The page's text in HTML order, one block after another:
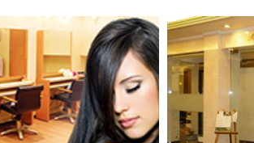
ール ケイコ イケガミ